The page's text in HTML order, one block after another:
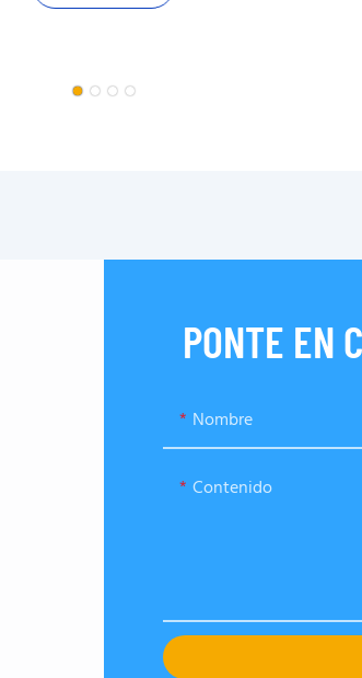
PONTE EN
Nombre
Contenido